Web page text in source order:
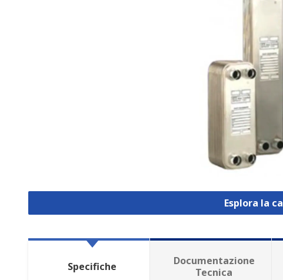
Esplora la
Specifiche
Documentazione
Tecnica